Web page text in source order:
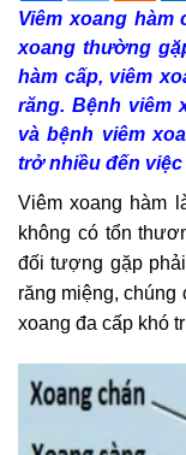
Viêm xoang
xoang thường
hàm cấp, viêm
răng. Bệnh viêm
và bệnh viêm
trở nhiều đến
Viêm xoang hàm
không có tổn
đối tượng gặp
răng miệng, chúng
xoang đa cấp khó